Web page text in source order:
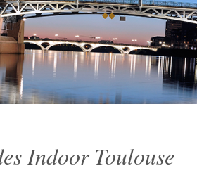
Indoor Toulouse